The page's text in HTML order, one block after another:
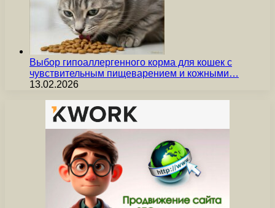
Выбор гипоаллергенного корма для кошек с
чувствительным пищеварением и кожными…
13.02.2026